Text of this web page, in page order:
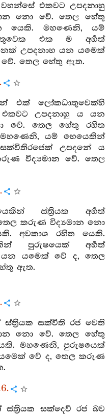
එකවට උපදනාහු
නො වේ. තෙල හේතු
යෙකි. මහණෙනි, යම්
එක ම අර්‍හත්
උපදනාහ යන යමෙක්
තෙල හේතු ඇත.
එක් ලෝකධාතුවෙක්හි
උපදනාහු ය යන
වේ. තෙල හේතු රහිත
යම් හෙයෙකින්
උපදනේ ය
විද්‍යමාන වේ. තෙල
ස්ත්‍රියක අර්‍හත්
කරුණ විද්‍යමාන නො
අවකාශ රහිත යෙකි.
පුරුෂයෙක් අර්‍හත්
යමෙක් වේ ද, තෙල
ඇත.
සක්විති රජ වෙති
නො වේ. තෙල හේතු
මහණෙනි, පුරුෂයෙක්
වේ ද, තෙල කරුණ
සක්දෙව් රජ බව